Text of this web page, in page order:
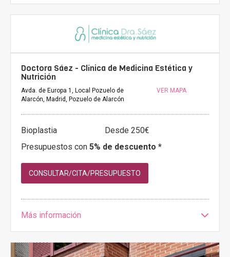
Doctora Sáez - Clínica de Medicina Estética y
Nutrición
Avda. de Europa 1, Local Pozuelo de
Alarcón, Madrid, Pozuelo de Alarcón
VER MAPA
Bioplastia
Desde 250€
Presupuestos con 5% de descuento *
CONSULTAR/CITA/PRESUPUESTO
Más información